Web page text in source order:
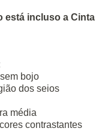
está incluso a
bojo
dos seios
média
contrastantes